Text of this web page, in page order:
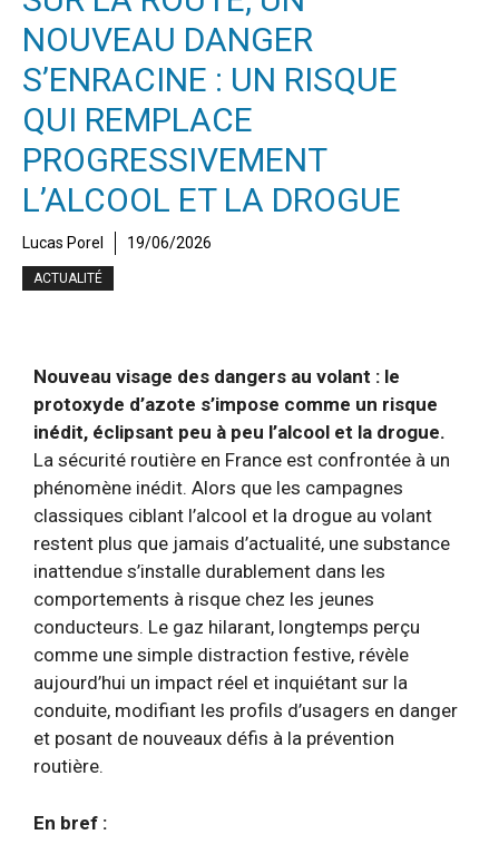
NOUVEAU DANGER
S’ENRACINE : UN RISQUE
QUI REMPLACE
PROGRESSIVEMENT
L’ALCOOL ET LA DROGUE
Lucas Porel 19/06/2026
ACTUALITÉ
Nouveau visage des dangers au volant : le
protoxyde d’azote s’impose comme un risque
inédit, éclipsant peu à peu l’alcool et la drogue.
La sécurité routière en France est confrontée à un
phénomène inédit. Alors que les campagnes
classiques ciblant l’alcool et la drogue au volant
restent plus que jamais d’actualité, une substance
inattendue s’installe durablement dans les
comportements à risque chez les jeunes
conducteurs. Le gaz hilarant, longtemps perçu
comme une simple distraction festive, révèle
aujourd’hui un impact réel et inquiétant sur la
conduite, modifiant les profils d’usagers en danger
et posant de nouveaux défis à la prévention
routière.
En bref :